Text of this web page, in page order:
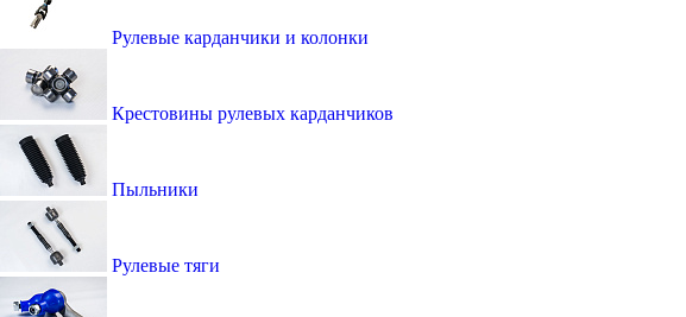
Рулевые карданчики и колонки
Крестовины рулевых карданчиков
Пыльники
Рулевые тяги